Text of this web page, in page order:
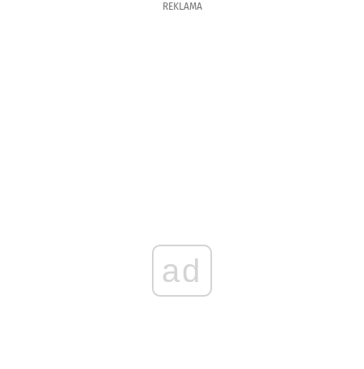
REKLAMA
ad